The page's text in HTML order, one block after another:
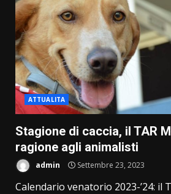
ATTUALITA
Stagione di caccia, il TAR
ragione agli animalisti
admin Settembre 23, 2023
Calendario venatorio 2023-’24: il